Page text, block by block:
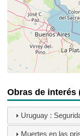
Obras de interés
Uruguay :
Muertes en las